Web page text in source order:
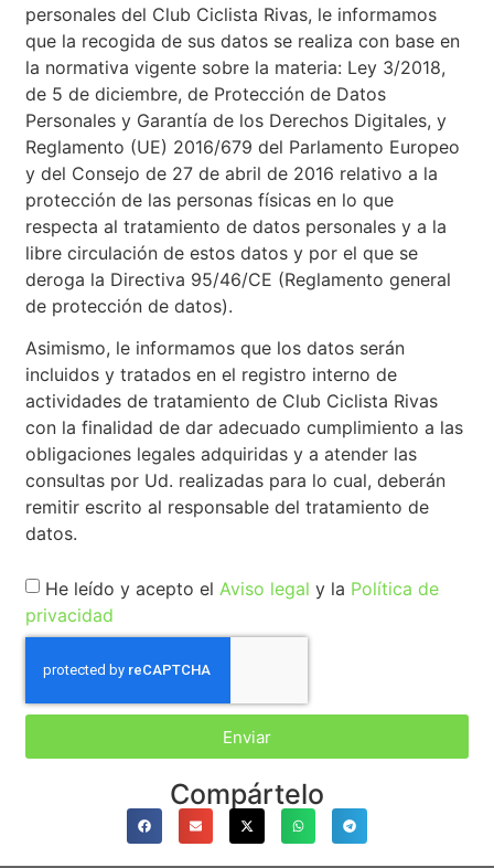
personales del Club Ciclista Rivas, le informamos
que la recogida de sus datos se realiza con base en
la normativa vigente sobre la materia: Ley 3/2018,
de 5 de diciembre, de Protección de Datos
Personales y Garantía de los Derechos Digitales, y
Reglamento (UE) 2016/679 del Parlamento Europeo
y del Consejo de 27 de abril de 2016 relativo a la
protección de las personas físicas en lo que
respecta al tratamiento de datos personales y a la
libre circulación de estos datos y por el que se
deroga la Directiva 95/46/CE (Reglamento general
de protección de datos).
Asimismo, le informamos que los datos serán
incluidos y tratados en el registro interno de
actividades de tratamiento de Club Ciclista Rivas
con la finalidad de dar adecuado cumplimiento a las
obligaciones legales adquiridas y a atender las
consultas por Ud. realizadas para lo cual, deberán
remitir escrito al responsable del tratamiento de
datos.
He leído y acepto el Aviso legal y la Política de
privacidad
Enviar
Compártelo